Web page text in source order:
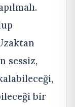
sessiz,
bir